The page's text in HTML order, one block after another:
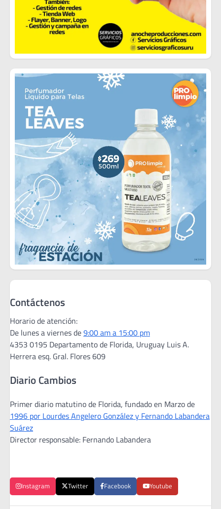
Contáctenos
Horario de atención:
De lunes a viernes de9:00 am a 15:00 pm
4353 0195 Departamento de Florida, Uruguay Luis A.
Herrera esq. Gral. Flores 609
Diario Cambios
Primer diario matutino de Florida, fundado en Marzo de
1996 por Lourdes Angelero González y Fernando Labandera
Suárez
Director responsable: Fernando Labandera
Instagram Twitter Facebook Youtube